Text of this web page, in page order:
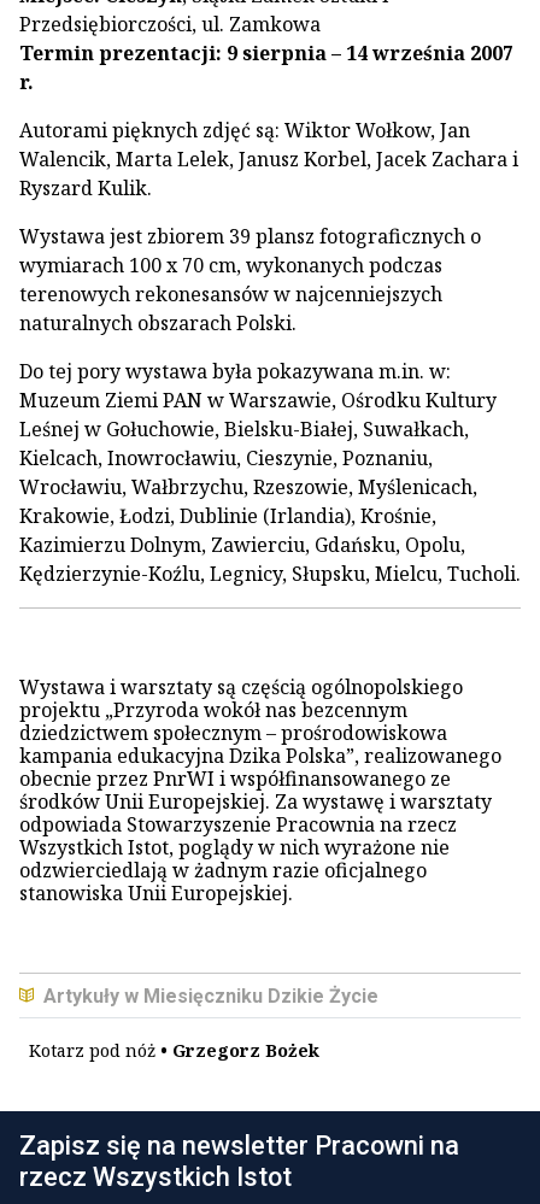
Przedsiębiorczości, ul. Zamkowa
Termin prezentacji: 9 sierpnia – 14 września 2007
r.
Autorami pięknych zdjęć są: Wiktor Wołkow, Jan
Walencik, Marta Lelek, Janusz Korbel, Jacek Zachara i
Ryszard Kulik.
Wystawa jest zbiorem 39 plansz fotograficznych o
wymiarach 100 x 70 cm, wykonanych podczas
terenowych rekonesansów w najcenniejszych
naturalnych obszarach Polski.
Do tej pory wystawa była pokazywana m.in. w:
Muzeum Ziemi PAN w Warszawie, Ośrodku Kultury
Leśnej w Gołuchowie, Bielsku-Białej, Suwałkach,
Kielcach, Inowrocławiu, Cieszynie, Poznaniu,
Wrocławiu, Wałbrzychu, Rzeszowie, Myślenicach,
Krakowie, Łodzi, Dublinie (Irlandia), Krośnie,
Kazimierzu Dolnym, Zawierciu, Gdańsku, Opolu,
Kędzierzynie-Koźlu, Legnicy, Słupsku, Mielcu, Tucholi.
Wystawa i warsztaty są częścią ogólnopolskiego
projektu „Przyroda wokół nas bezcennym
dziedzictwem społecznym – prośrodowiskowa
kampania edukacyjna Dzika Polska”, realizowanego
obecnie przez PnrWI i współfinansowanego ze
środków Unii Europejskiej. Za wystawę i warsztaty
odpowiada Stowarzyszenie Pracownia na rzecz
Wszystkich Istot, poglądy w nich wyrażone nie
odzwierciedlają w żadnym razie oficjalnego
stanowiska Unii Europejskiej.
Artykuły w Miesięczniku Dzikie Życie
Kotarz pod nóż • Grzegorz Bożek
Zapisz się na newsletter Pracowni na
rzecz Wszystkich Istot